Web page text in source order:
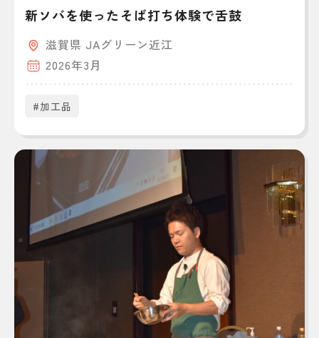
新ソバを使ったそば打ち体験で舌鼓
滋賀県 JAグリーン近江
2026年3月
#加工品